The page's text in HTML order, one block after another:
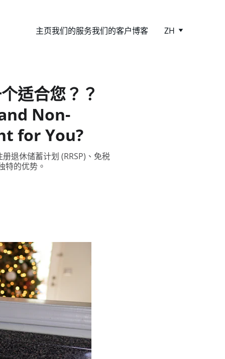
主页我们的服务我们的客户博客 ZH
适合您？？
Non-
for You?
退休储蓄计划 (RRSP)、免税
特的优势。